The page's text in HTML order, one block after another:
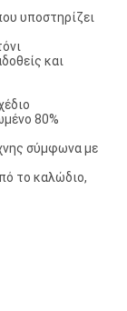
υποστηρίζει
και
80%
σύμφωνα με
το καλώδιο,